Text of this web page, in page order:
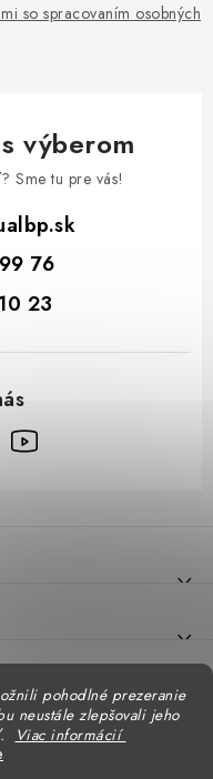
pohodlné prezeranie
neustále zlepšovali jeho
Viac informácií
so spracovaním osobných
výberom
Sme tu pre vás!
76
23